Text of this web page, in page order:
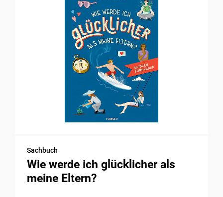
Sachbuch
Wie werde ich glücklicher als
meine Eltern?